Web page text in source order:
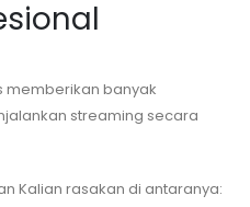
memberikan banyak
streaming secara
Kalian rasakan di antaranya: